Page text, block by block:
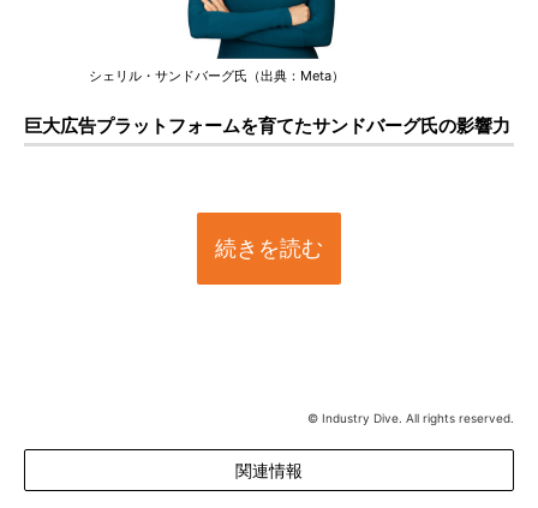
シェリル・サンドバーグ氏（出典：Meta）
巨大広告プラットフォームを育てたサンドバーグ氏の影響力
続きを読む
© Industry Dive. All rights reserved.
関連情報